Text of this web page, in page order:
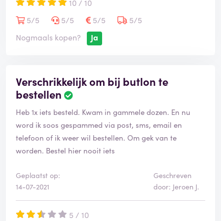
maar er worden wel erg veel fouten gemaakt,
1: kreeg 12 dozen vega kroketten binnen met tht datum
2: 5.5l ijs bak besteld, was deels ontdooid. hopelijk nog
bruikbaar maar dat is nog even afwachten.
3: klein foutje in artikel wat miste, en ander artikel wat
ik niet besteld heb.
Grootste probleem lijkt nog steeds dat Butlon te
goedkoop probeert te zijn, en daar door dus niet
af te leveren, ik hoop dat de bezorgkosten voor
diepvries in de toekomst verbeterd ook als is dat door
iets hogere bezorgkosten.
10 / 10
5/5
5/5 5/5
5/5
Nogmaals kopen?
Ja
Verschrikkelijk om bij butlon te
bestellen
Heb 1x iets besteld. Kwam in gammele dozen. En nu
word ik soos gespammed via post, sms, email en
telefoon of ik weer wil bestellen. Om gek van te
worden. Bestel hier nooit iets
Geplaatst op:
14-07-2021
Geschreven
door: Jeroen J.
5 / 10